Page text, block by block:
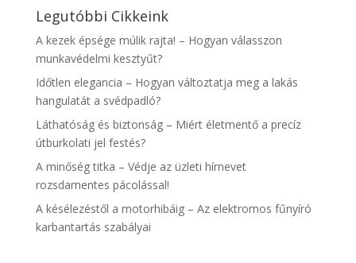
Legutóbbi Cikkeink
A kezek épsége múlik rajta! – Hogyan válasszon
munkavédelmi kesztyűt?
Időtlen elegancia – Hogyan változtatja meg a lakás
hangulatát a svédpadló?
Láthatóság és biztonság – Miért életmentő a precíz
útburkolati jel festés?
A minőség titka – Védje az üzleti hírnevet
rozsdamentes pácolással!
A késélezéstől a motorhibáig – Az elektromos fűnyíró
karbantartás szabályai